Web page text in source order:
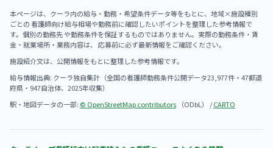
本ページは、クーラ内の給与・勤務・希望条件データ等をもとに、地域×施設種別
ごとの 看護師向け給与相場や勤務前に確認したいポイントを整理した参考情報で
す。個別の勤務先 や勤務条件を保証するものではありません。実際の勤務条件・賃
金・就業場所・業務内容は、 応募前に必ず最新情報をご確認ください。
施設紹介文は、公開情報をもとに整理した参考情報です。
給与情報出典: クーラ独自集計（全国の看護師勤務条件公開データ23,977件・47都道
府県・947自治体、2025年収集）
駅・地図データの一部: © OpenStreetMap contributors （ODbL） /CARTO